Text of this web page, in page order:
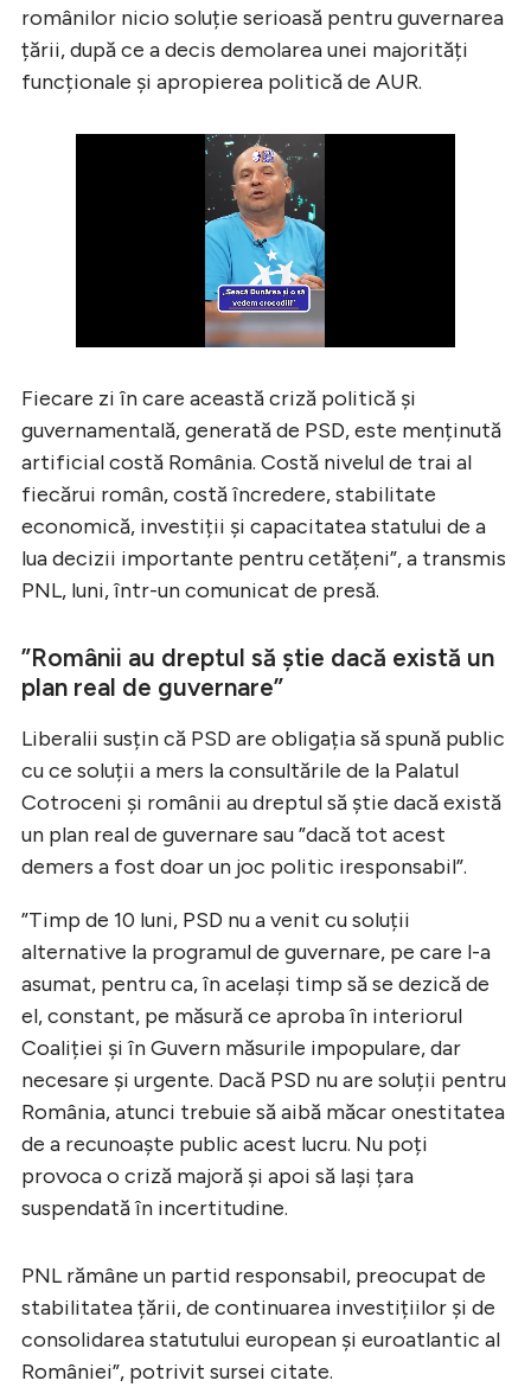
românilor nicio soluție serioasă pentru guvernarea
țării, după ce a decis demolarea unei majorități
funcționale și apropierea politică de AUR.
Fiecare zi în care această criză politică și
guvernamentală, generată de PSD, este menținută
artificial costă România. Costă nivelul de trai al
fiecărui român, costă încredere, stabilitate
economică, investiții și capacitatea statului de a
lua decizii importante pentru cetățeni”, a transmis
PNL, luni, într-un comunicat de presă.
”Românii au dreptul să știe dacă există un
plan real de guvernare”
Liberalii susțin că PSD are obligația să spună public
cu ce soluții a mers la consultările de la Palatul
Cotroceni și românii au dreptul să știe dacă există
un plan real de guvernare sau ”dacă tot acest
demers a fost doar un joc politic iresponsabil”.
”Timp de 10 luni, PSD nu a venit cu soluții
alternative la programul de guvernare, pe care l-a
asumat, pentru ca, în același timp să se dezică de
el, constant, pe măsură ce aproba în interiorul
Coaliției și în Guvern măsurile impopulare, dar
necesare și urgente. Dacă PSD nu are soluții pentru
România, atunci trebuie să aibă măcar onestitatea
de a recunoaște public acest lucru. Nu poți
provoca o criză majoră și apoi să lași țara
suspendată în incertitudine.
PNL rămâne un partid responsabil, preocupat de
stabilitatea țării, de continuarea investițiilor și de
consolidarea statutului european și euroatlantic al
României”, potrivit sursei citate.